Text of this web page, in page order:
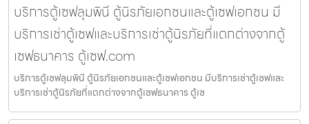
บริการตู้เซฟลุมพินี ตู้นิรภัยเอกชนและตู้เซฟเอกชน มี
บริการเช่าตู้เซฟและบริการเช่าตู้นิรภัยที่แตกต่างจากตู้
เซฟธนาคาร ตู้เซฟ.com
บริการตู้เซฟลุมพินี ตู้นิรภัยเอกชนและตู้เซฟเอกชน มีบริการเช่าตู้เซฟและ
บริการเช่าตู้นิรภัยที่แตกต่างจากตู้เซฟธนาคาร ตู้เซ